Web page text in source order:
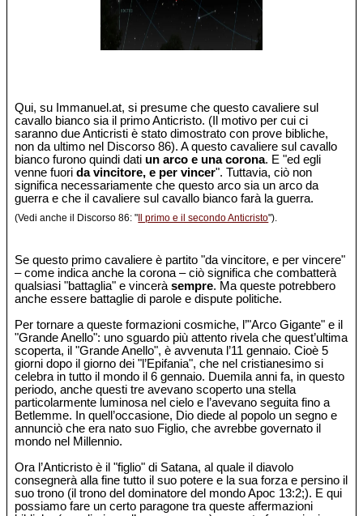
Qui, su Immanuel.at, si presume che questo cavaliere sul
cavallo bianco sia il primo Anticristo. (Il motivo per cui ci
saranno due Anticristi è stato dimostrato con prove bibliche,
non da ultimo nel Discorso 86). A questo cavaliere sul cavallo
bianco furono quindi dati un arco e una corona. E "ed egli
venne fuorida vincitore, e per vincer". Tuttavia, ciò non
significa necessariamente che questo arco sia un arco da
guerra e che il cavaliere sul cavallo bianco farà la guerra.
(Vedi anche il Discorso 86: " Il primo e il secondo Anticristo").
Se questo primo cavaliere è partito "da vincitore, e per vincere"
– come indica anche la corona – ciò significa che combatterà
qualsiasi "battaglia" e vinceràsempre. Ma queste potrebbero
anche essere battaglie di parole e dispute politiche.
Per tornare a queste formazioni cosmiche, l’"Arco Gigante" e il
"Grande Anello": uno sguardo più attento rivela che quest’ultima
scoperta, il "Grande Anello", è avvenuta l’11 gennaio. Cioè 5
giorni dopo il giorno dei "l’Epifania", che nel cristianesimo si
celebra in tutto il mondo il 6 gennaio. Duemila anni fa, in questo
periodo, anche questi tre avevano scoperto una stella
particolarmente luminosa nel cielo e l’avevano seguita fino a
Betlemme. In quell’occasione, Dio diede al popolo un segno e
annunciò che era nato suo Figlio, che avrebbe governato il
mondo nel Millennio.
Ora l’Anticristo è il "figlio" di Satana, al quale il diavolo
consegnerà alla fine tutto il suo potere e la sua forza e persino il
suo trono (il trono del dominatore del mondo Apoc 13:2;). E qui
possiamo fare un certo paragone tra queste affermazioni